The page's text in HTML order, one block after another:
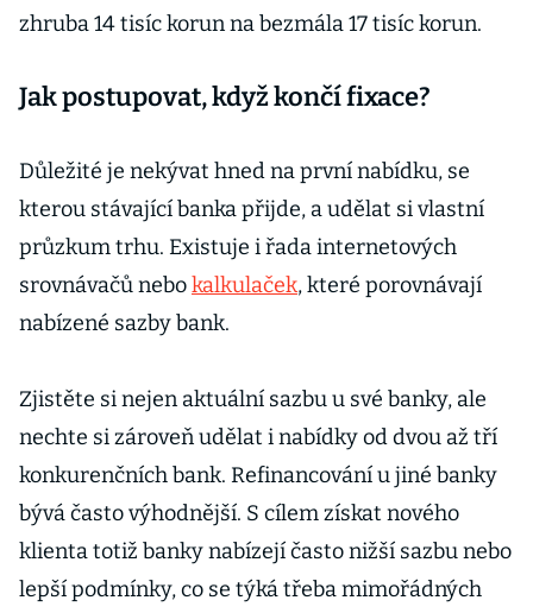
zhruba 14 tisíc korun na bezmála 17 tisíc korun.
Jak postupovat, když končí fixace?
Důležité je nekývat hned na první nabídku, se
kterou stávající banka přijde, a udělat si vlastní
průzkum trhu. Existuje i řada internetových
srovnávačů nebokalkulaček, které porovnávají
nabízené sazby bank.
Zjistěte si nejen aktuální sazbu u své banky, ale
nechte si zároveň udělat i nabídky od dvou až tří
konkurenčních bank. Refinancování u jiné banky
bývá často výhodnější. S cílem získat nového
klienta totiž banky nabízejí často nižší sazbu nebo
lepší podmínky, co se týká třeba mimořádných